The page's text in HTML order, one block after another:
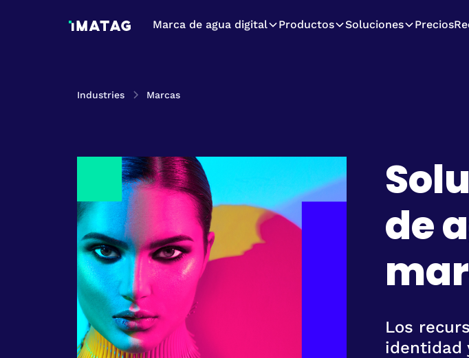
Marca de agua digital Productos Soluciones Precios
Industries Marcas
de
Los
identidad